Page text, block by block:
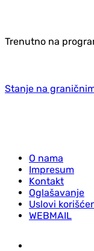
Trenutno na
Stanje na
O nama
Impresum
Kontakt
Oglašavanje
Uslovi
WEBMAIL